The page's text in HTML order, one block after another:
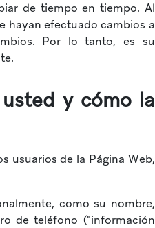
de tiempo en tiempo. Al
hayan efectuado cambios a
Por lo tanto, es su
y cómo la
usuarios de la Página Web,
como su nombre,
de teléfono ("información